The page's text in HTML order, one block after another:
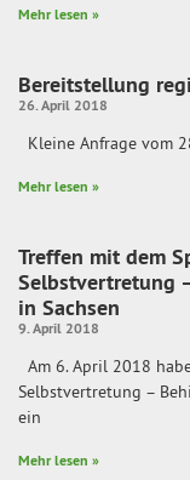
Mehr lesen »
Bereitstellung
26. April 2018
Kleine Anfrage vom
Mehr lesen »
Treffen mit dem
Selbstvertretung
in Sachsen
9. April 2018
Am 6. April 2018
Selbstvertretung –
ein
Mehr lesen »